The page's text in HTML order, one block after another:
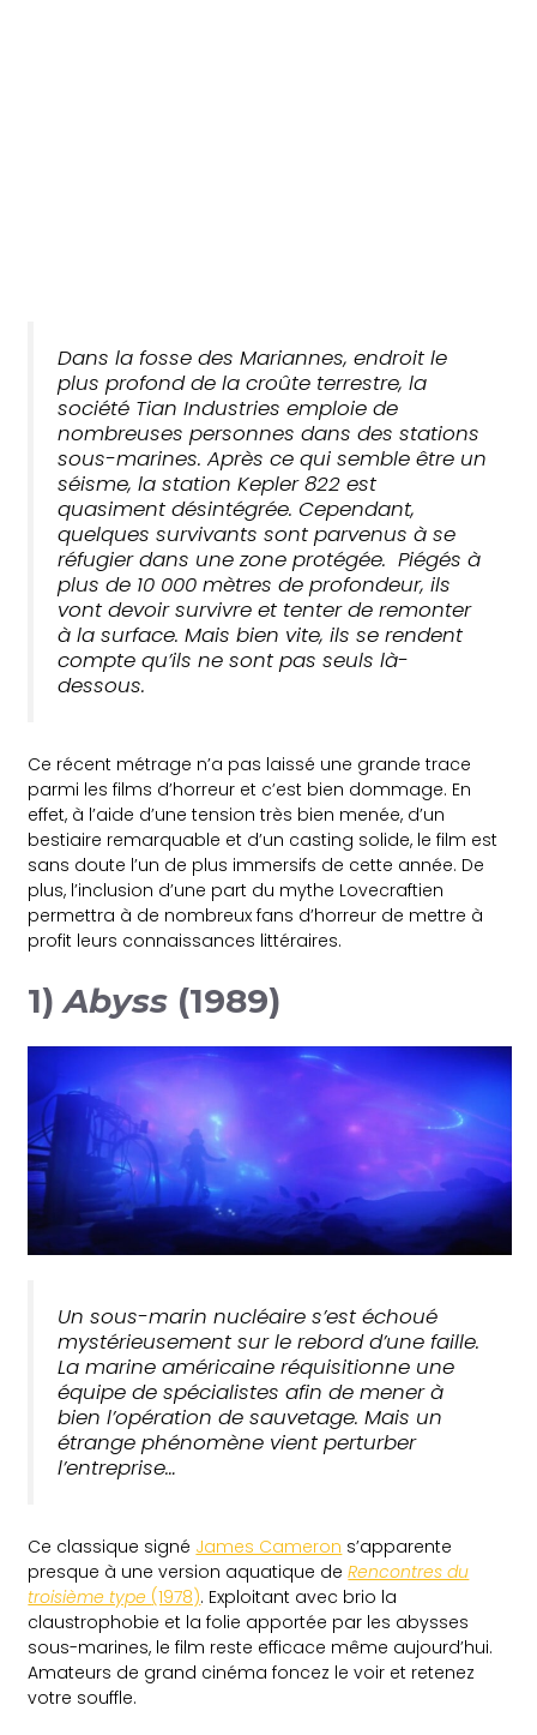
Dans la fosse des Mariannes, endroit le
plus profond de la croûte terrestre, la
société Tian Industries emploie de
nombreuses personnes dans des stations
sous-marines. Après ce qui semble être un
séisme, la station Kepler 822 est
quasiment désintégrée. Cependant,
quelques survivants sont parvenus à se
réfugier dans une zone protégée. Piégés à
plus de 10 000 mètres de profondeur, ils
vont devoir survivre et tenter de remonter
à la surface. Mais bien vite, ils se rendent
compte qu’ils ne sont pas seuls là-
dessous.
Ce récent métrage n’a pas laissé une grande trace
parmi les films d’horreur et c’est bien dommage. En
effet, à l’aide d’une tension très bien menée, d’un
bestiaire remarquable et d’un casting solide, le film est
sans doute l’un de plus immersifs de cette année. De
plus, l’inclusion d’une part du mythe Lovecraftien
permettra à de nombreux fans d’horreur de mettre à
profit leurs connaissances littéraires.
1)Abyss (1989)
Un sous-marin nucléaire s’est échoué
mystérieusement sur le rebord d’une faille.
La marine américaine réquisitionne une
équipe de spécialistes afin de mener à
bien l’opération de sauvetage. Mais un
étrange phénomène vient perturber
l’entreprise…
Ce classique signé James Cameron s’apparente
presque à une version aquatique deRencontres du
troisième type (1978). Exploitant avec brio la
claustrophobie et la folie apportée par les abysses
sous-marines, le film reste efficace même aujourd’hui.
Amateurs de grand cinéma foncez le voir et retenez
votre souffle.